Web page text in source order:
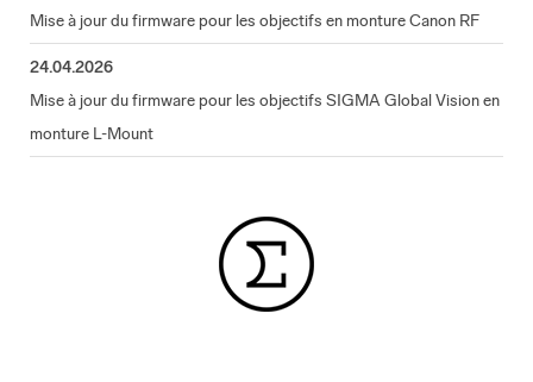
Mise à jour du firmware pour les objectifs en monture Canon RF
24.04.2026
Mise à jour du firmware pour les objectifs SIGMA Global Vision en
monture L-Mount